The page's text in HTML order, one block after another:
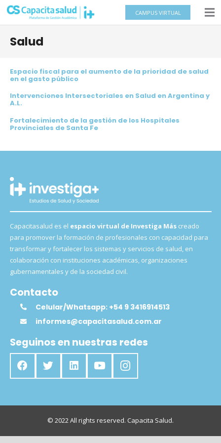
CAMPUS VIRTUAL
Salud
Espacio fiscal para el aumento de la prioridad de salud
en el gasto público
Intervenciones Intersectoriales en Salud en Argentina y
A.L.
Fortalecimiento de la gestión de los Hospitales
Provinciales de Santa Fe
Capacitasalud es el espacio virtual de Investiga Máscreado
para promover la formación de profesionales con capacidad para
transformar y fortalecer los sistemas y servicios de salud, en
colaboración con instituciones académicas, organizaciones
gubernamentales y de la sociedad civil.
Contacto
Celular/Whatsapp: +54 9 3416914513
informes@capacitasalud.com.ar
Seguinos en nuestras redes
© 2022 All rights reserved. Capacita Salud.